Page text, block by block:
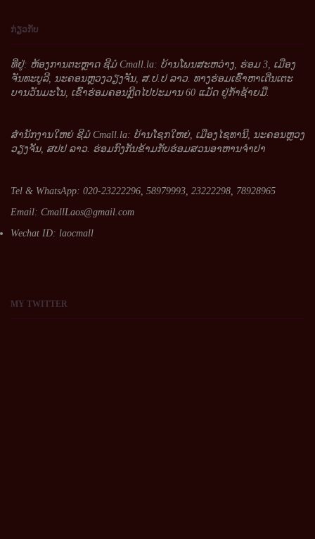
ກ່ຽວກັບ
ທີ່ຢູ່: ຫ້ອງການຕະຫຼາດ ຊີມໍ Cmall.la: ບ້ານໂພນສະຫວ່າງ, ຮ່ອມ 3, ເມືອງ
ຈັນທະບູລີ, ນະຄອນຫຼວງວຽງຈັນ, ສ.ປ.ປ ລາວ. ທາງຮ່ອມເຂົ້າຫາເດີ່ນເຕະ
ບານວັນມະໂນ, ເຂົ້າຮ່ອມຄອນກຼີດໄປປະມານ 60 ແມັດ ຢູ່ກໍ້າຊ້າຍມື.
ສໍານັກງານໃຫຍ່ ຊີມໍ Cmall.la: ບ້ານໂຊກໃຫຍ່, ເມືອງໄຊທານີ, ນະຄອນຫຼວງ
ວຽງຈັນ, ສປປ ລາວ. ຮ່ອມກົງກັນຂ້າມກັບຮ່ອມສວນອາຫານຈໍາປາ
Tel & WhatsApp: 020-23222296, 58979993, 23222298, 78928965
Email: CmallLaos@gmail.com
Wechat ID: laocmall
MY TWITTER